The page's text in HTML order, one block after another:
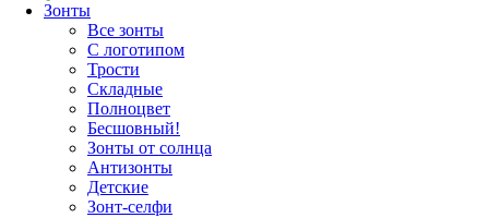
Зонты
Все зонты
С логотипом
Трости
Складные
Полноцвет
Бесшовный!
Зонты от солнца
Антизонты
Детские
Зонт-селфи